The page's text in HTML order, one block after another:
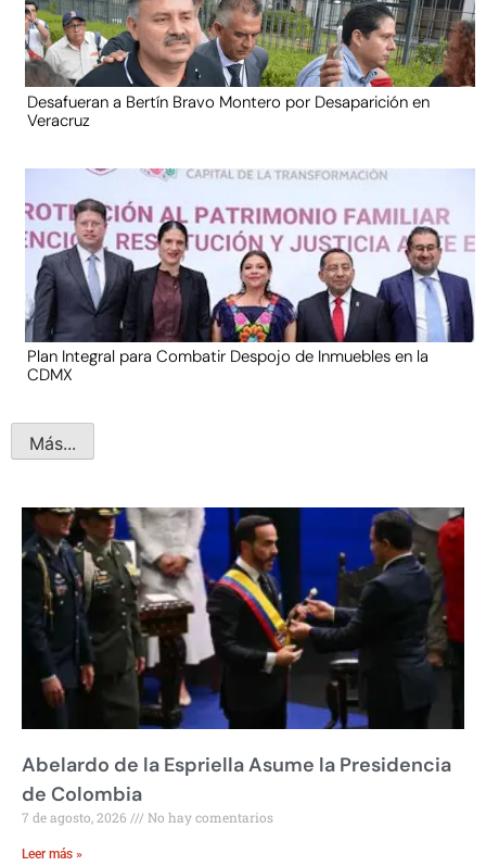
Desafueran a Bertín Bravo Montero por Desaparición en
Veracruz
Plan Integral para Combatir Despojo de Inmuebles en la
CDMX
Más...
Abelardo de la Espriella Asume la Presidencia
de Colombia
7 de agosto, 2026 No hay comentarios
Leer más »